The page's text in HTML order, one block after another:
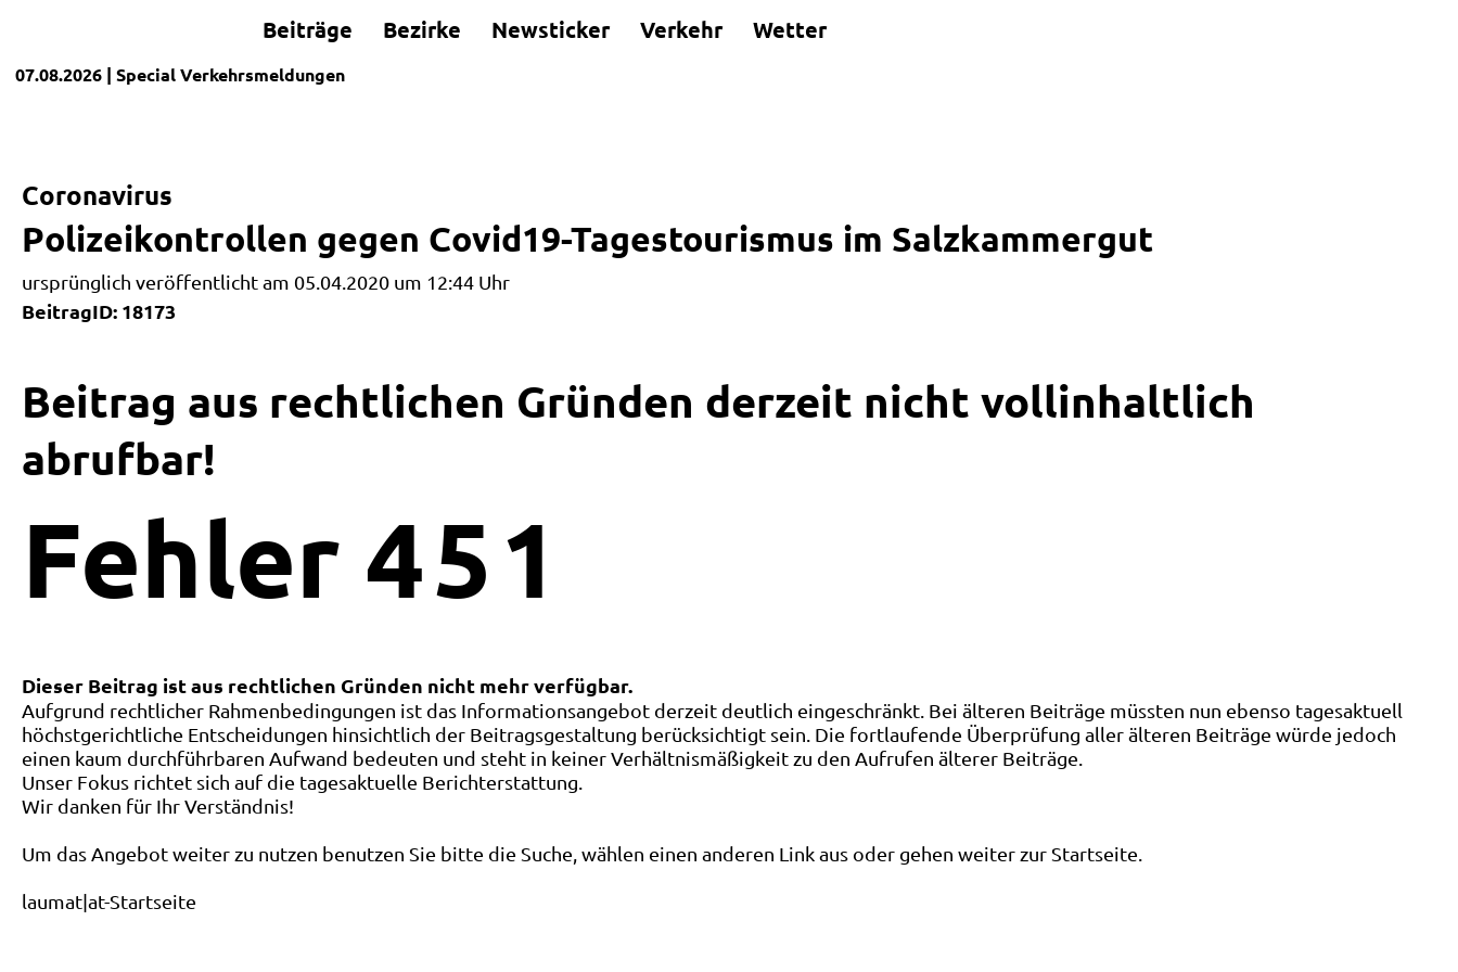
Beiträge Bezirke Newsticker Verkehr Wetter
07.08.2026 | SpecialVerkehrsmeldungen
Coronavirus
Polizeikontrollen gegen Covid19-Tagestourismus im Salzkammergut
ursprünglich veröffentlicht am 05.04.2020 um 12:44 Uhr
BeitragID: 18173
Beitrag aus rechtlichen Gründen derzeit nicht vollinhaltlich
abrufbar!
Fehler 4 5 1
Dieser Beitrag ist aus rechtlichen Gründen nicht mehr verfügbar.
Aufgrund rechtlicher Rahmenbedingungen ist das Informationsangebot derzeit deutlich eingeschränkt. Bei älteren Beiträge müssten nun ebenso tagesaktuell
höchstgerichtliche Entscheidungen hinsichtlich der Beitragsgestaltung berücksichtigt sein. Die fortlaufende Überprüfung aller älteren Beiträge würde jedoch
einen kaum durchführbaren Aufwand bedeuten und steht in keiner Verhältnismäßigkeit zu den Aufrufen älterer Beiträge.
Unser Fokus richtet sich auf die tagesaktuelle Berichterstattung.
Wir danken für Ihr Verständnis!
Um das Angebot weiter zu nutzen benutzen Sie bitte die Suche, wählen einen anderen Link aus oder gehen weiter zur Startseite.
laumat|at-Startseite